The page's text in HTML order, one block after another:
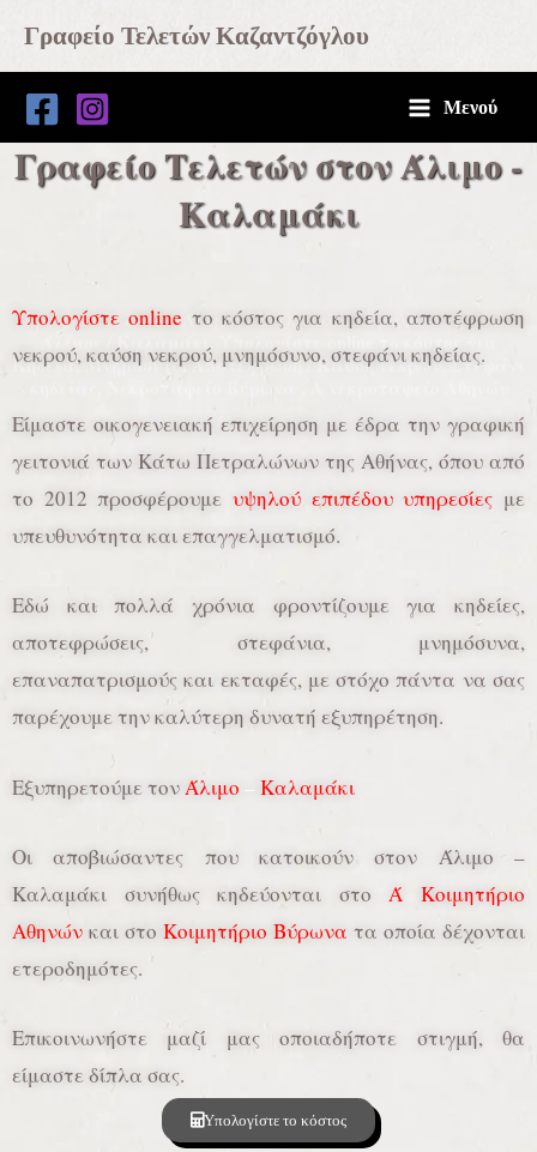
περιεχόμενο
Γραφείο Τελετών Καζαντζόγλου
Menu
Μενού
Γραφείο Τελετών Άλιμος / Καλαμάκι - Γραφείο κηδειών
Άλιμος / Καλαμάκι. Υπολογίστε online το κόστος για
Κηδεία, Μνημόσυνο, Αποτέφρωση / Καύση νεκρών, Στεφάνι
κηδείας, Νεκροταφείο Βύρωνα , Α νεκροταφείο Αθηνών
Γραφείο Τελετών στον Άλιμο -
Καλαμάκι
Υπολογίστε online το κόστος για κηδεία, αποτέφρωση
νεκρού, καύση νεκρού, μνημόσυνο, στεφάνι κηδείας.
Είμαστε οικογενειακή επιχείρηση με έδρα την γραφική
γειτονιά των Κάτω Πετραλώνων της Αθήνας, όπου από
το 2012 προσφέρουμε υψηλού επιπέδου υπηρεσίες με
υπευθυνότητα και επαγγελματισμό.
Εδώ και πολλά χρόνια φροντίζουμε για κηδείες,
αποτεφρώσεις, στεφάνια, μνημόσυνα,
επαναπατρισμούς και εκταφές, με στόχο πάντα να σας
παρέχουμε την καλύτερη δυνατή εξυπηρέτηση.
Εξυπηρετούμε τον Άλιμο Καλαμάκι
Οι αποβιώσαντες που κατοικούν στον Άλιμο –
Καλαμάκι συνήθως κηδεύονται στοΆ Κοιμητήριο
Αθηνών και στο Κοιμητήριο Βύρωνα τα οποία δέχονται
ετεροδημότες.
Επικοινωνήστε μαζί μας οποιαδήποτε στιγμή, θα
είμαστε δίπλα σας.
Υπολογίστε το κόστος